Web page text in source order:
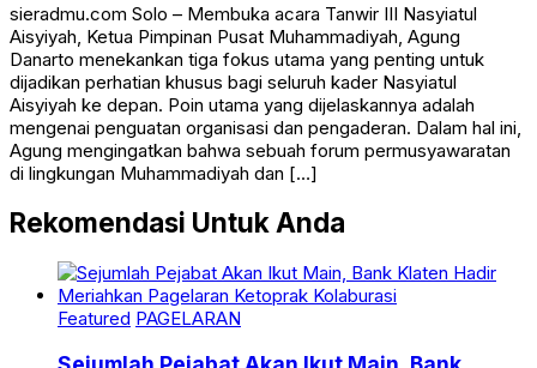
sieradmu.com Solo – Membuka acara Tanwir III Nasyiatul
Aisyiyah, Ketua Pimpinan Pusat Muhammadiyah, Agung
Danarto menekankan tiga fokus utama yang penting untuk
dijadikan perhatian khusus bagi seluruh kader Nasyiatul
Aisyiyah ke depan. Poin utama yang dijelaskannya adalah
mengenai penguatan organisasi dan pengaderan. Dalam hal ini,
Agung mengingatkan bahwa sebuah forum permusyawaratan
di lingkungan Muhammadiyah dan […]
Rekomendasi Untuk Anda
Featured PAGELARAN